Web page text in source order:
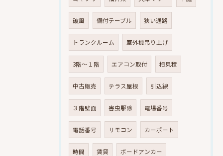
破風 備付テーブル 狭い通路
トランクルーム 室外機吊り上げ
3階～１階 エアコン取付 相見積
中古販売 テラス屋根 引込線
３階壁面 害虫駆除 電場番号
電話番号 リモコン カーポート
時間 賃貸 ボードアンカー